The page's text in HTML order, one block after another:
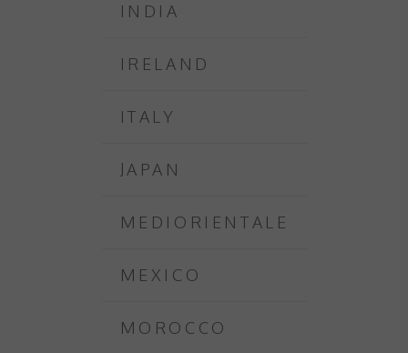
INDIA
IRELAND
ITALY
JAPAN
MEDIORIENTALE
MEXICO
MOROCCO